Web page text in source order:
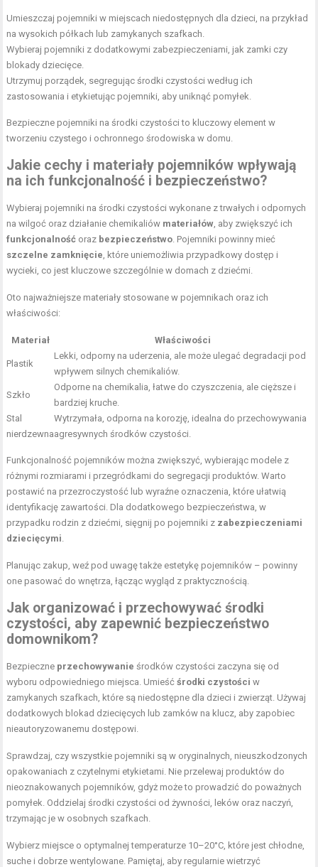
Umieszczaj pojemniki w miejscach niedostępnych dla dzieci, na przykład
na wysokich półkach lub zamykanych szafkach.
Wybieraj pojemniki z dodatkowymi zabezpieczeniami, jak zamki czy
blokady dziecięce.
Utrzymuj porządek, segregując środki czystości według ich
zastosowania i etykietując pojemniki, aby uniknąć pomyłek.
Bezpieczne pojemniki na środki czystości to kluczowy element w
tworzeniu czystego i ochronnego środowiska w domu.
Jakie cechy i materiały pojemników wpływają
na ich funkcjonalność i bezpieczeństwo?
Wybieraj pojemniki na środki czystości wykonane z trwałych i odpornych
na wilgoć oraz działanie chemikaliów materiałów, aby zwiększyć ich
funkcjonalność oraz bezpieczeństwo. Pojemniki powinny mieć
szczelne zamknięcie, które uniemożliwia przypadkowy dostęp i
wycieki, co jest kluczowe szczególnie w domach z dziećmi.
Oto najważniejsze materiały stosowane w pojemnikach oraz ich
właściwości:
Materiał Właściwości
Plastik
Lekki, odporny na uderzenia, ale może ulegać degradacji pod
wpływem silnych chemikaliów.
Szkło
Odporne na chemikalia, łatwe do czyszczenia, ale cięższe i
bardziej kruche.
Stal
nierdzewna
Wytrzymała, odporna na korozję, idealna do przechowywania
agresywnych środków czystości.
Funkcjonalność pojemników można zwiększyć, wybierając modele z
różnymi rozmiarami i przegródkami do segregacji produktów. Warto
postawić na przezroczystość lub wyraźne oznaczenia, które ułatwią
identyfikację zawartości. Dla dodatkowego bezpieczeństwa, w
przypadku rodzin z dziećmi, sięgnij po pojemniki z zabezpieczeniami
dziecięcymi.
Planując zakup, weź pod uwagę także estetykę pojemników – powinny
one pasować do wnętrza, łącząc wygląd z praktycznością.
Jak organizować i przechowywać środki
czystości, aby zapewnić bezpieczeństwo
domownikom?
Bezpieczne przechowywanie środków czystości zaczyna się od
wyboru odpowiedniego miejsca. Umieśćśrodki czystości w
zamykanych szafkach, które są niedostępne dla dzieci i zwierząt. Używaj
dodatkowych blokad dziecięcych lub zamków na klucz, aby zapobiec
nieautoryzowanemu dostępowi.
Sprawdzaj, czy wszystkie pojemniki są w oryginalnych, nieuszkodzonych
opakowaniach z czytelnymi etykietami. Nie przelewaj produktów do
nieoznakowanych pojemników, gdyż może to prowadzić do poważnych
pomyłek. Oddzielaj środki czystości od żywności, leków oraz naczyń,
trzymając je w osobnych szafkach.
Wybierz miejsce o optymalnej temperaturze 10–20°C, które jest chłodne,
suche i dobrze wentylowane. Pamiętaj, aby regularnie wietrzyć